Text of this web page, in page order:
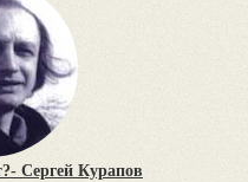
Сергей Курапов